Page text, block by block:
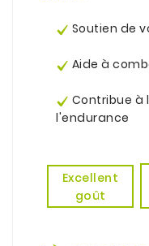
Soutien de
Aide à
Contribue à
l'endurance
Excellent
goût